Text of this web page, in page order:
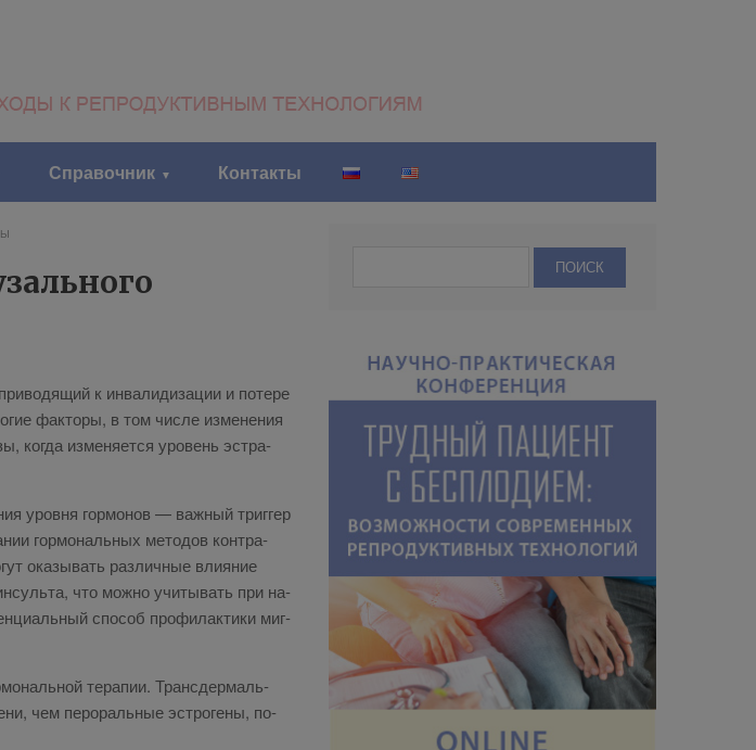
Справочник Контакты
к ин­ва­ли­ди­за­ции и по­те­ре
фак­то­ры, в том чис­ле из­ме­не­ния
ко­гда из­ме­ня­ет­ся уро­вень эст­ра­
уров­ня гор­мо­нов — важ­ный триг­гер
гор­мо­наль­ных ме­то­дов кон­тра­
ока­зы­вать раз­лич­ные вли­я­ние
что мож­но учи­ты­вать при на­
спо­соб про­фи­лак­ти­ки миг­
те­ра­пии. Тран­сдер­маль­
чем пе­ро­раль­ные эст­ро­ге­ны, по­